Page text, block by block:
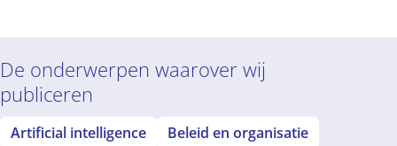
De onderwerpen waarover wij
publiceren
Artificial intelligence
Beleid en organisatie